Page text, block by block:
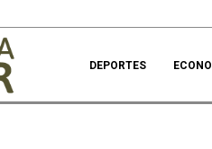
DEPORTES